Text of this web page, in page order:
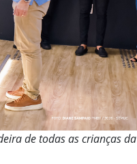
de todas as crianças